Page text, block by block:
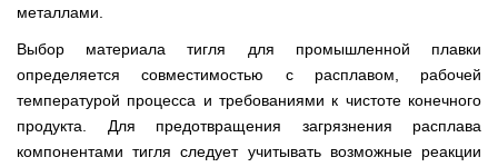
металлами.
Выбор материала тигля для промышленной плавки
определяется совместимостью с расплавом, рабочей
температурой процесса и требованиями к чистоте конечного
продукта. Для предотвращения загрязнения расплава
компонентами тигля следует учитывать возможные реакции